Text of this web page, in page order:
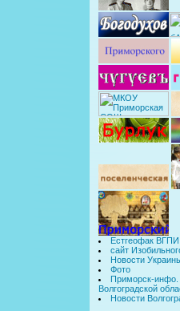
Естгеофак ВГПИ
сайт
Новости
Фото
Приморск-инфо.
Волгоградской
Новости